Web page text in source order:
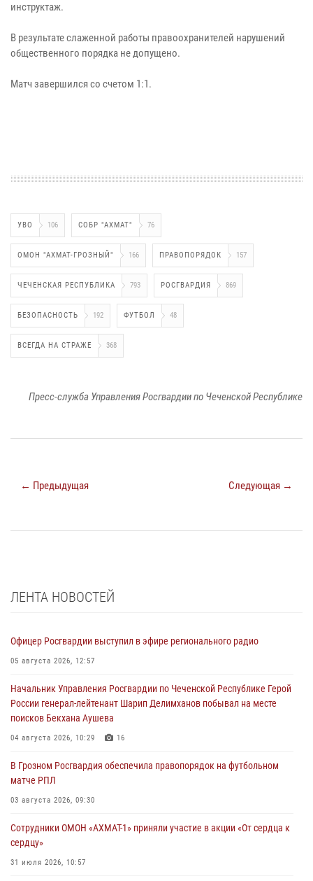
инструктаж.
В результате слаженной работы правоохранителей нарушений
общественного порядка не допущено.
Матч завершился со счетом 1:1.
УВО 106 СОБР "АХМАТ" 76
ОМОН "АХМАТ-ГРОЗНЫЙ" 166 ПРАВОПОРЯДОК 157
ЧЕЧЕНСКАЯ РЕСПУБЛИКА 793 РОСГВАРДИЯ 869
БЕЗОПАСНОСТЬ 192 ФУТБОЛ 48
ВСЕГДА НА СТРАЖЕ 368
Пресс-служба Управления Росгвардии по Чеченской Республике
← Предыдущая Следующая →
ЛЕНТА НОВОСТЕЙ
Офицер Росгвардии выступил в эфире регионального радио
05 августа 2026, 12:57
Начальник Управления Росгвардии по Чеченской Республике Герой
России генерал-лейтенант Шарип Делимханов побывал на месте
поисков Бекхана Аушева
04 августа 2026, 10:29 16
В Грозном Росгвардия обеспечила правопорядок на футбольном
матче РПЛ
03 августа 2026, 09:30
Сотрудники ОМОН «АХМАТ-1» приняли участие в акции «От сердца к
сердцу»
31 июля 2026, 10:57